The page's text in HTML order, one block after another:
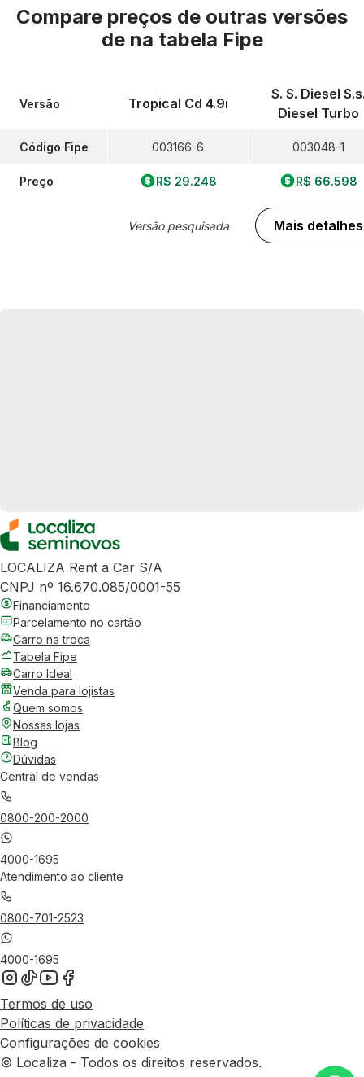
Compare preços de outras versões
de na tabela Fipe
Versão
Código Fipe
Preço
Tropical Cd 4.9i
003166-6
R$ 29.248
Versão pesquisada
S. S. Diesel
Diesel Turbo
003048-1
R$ 66.598
Mais detalhes
LOCALIZA Rent a Car S/A
CNPJ nº 16.670.085/0001-55
Financiamento
Parcelamento no cartão
Carro na troca
Tabela Fipe
Carro Ideal
Venda para lojistas
Quem somos
Nossas lojas
Blog
Dúvidas
Central de vendas
0800-200-2000
4000-1695
Atendimento ao cliente
0800-701-2523
4000-1695
Termos de uso
Políticas de privacidade
Configurações de cookies
© Localiza - Todos os direitos reservados.